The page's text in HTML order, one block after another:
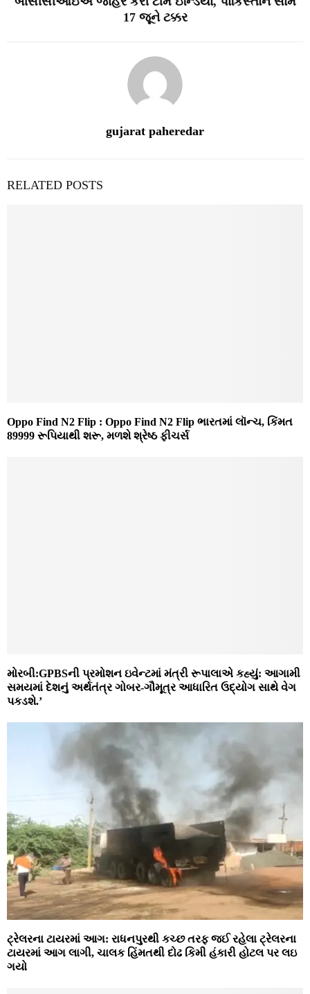
17 જૂને ટક્કર
gujarat paheredar
RELATED POSTS
Oppo Find N2 Flip : Oppo Find N2 Flip ભારતમાં લૉન્ચ, કિંમત
89999 રૂપિયાથી શરૂ, મળશે શ્રેષ્ઠ ફીચર્સ
મોરબી:GPBSની પ્રમોશન ઇવેન્ટમાં મંત્રી રૂપાલાએ કહ્યું: આગામી
સમયમાં દેશનું અર્થતંત્ર ગોબર-ગૌમૂત્ર આધારિત ઉદ્યોગ સાથે વેગ
પકડશે.’
ટ્રેલરના ટાયરમાં આગ: રાધનપુરથી કચ્છ તરફ જઈ રહેલા ટ્રેલરના
ટાયરમાં આગ લાગી, ચાલક હિંમતથી દોઢ કિમી હંકારી હોટલ પર લઇ
ગયો